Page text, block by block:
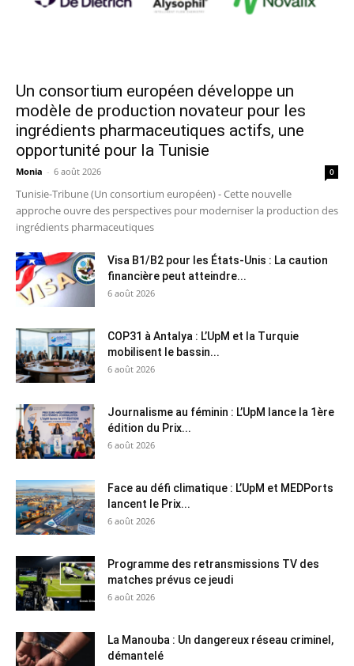
Un consortium européen développe un
modèle de production novateur pour les
ingrédients pharmaceutiques actifs, une
opportunité pour la Tunisie
Monia - 6 août 2026 0
Tunisie-Tribune (Un consortium européen) - Cette nouvelle
approche ouvre des perspectives pour moderniser la production des
ingrédients pharmaceutiques
Visa B1/B2 pour les États-Unis : La caution
financière peut atteindre...
6 août 2026
COP31 à Antalya : L’UpM et la Turquie
mobilisent le bassin...
6 août 2026
Journalisme au féminin : L’UpM lance la 1ère
édition du Prix...
6 août 2026
Face au défi climatique : L’UpM et MEDPorts
lancent le Prix...
6 août 2026
Programme des retransmissions TV des
matches prévus ce jeudi
6 août 2026
La Manouba : Un dangereux réseau criminel,
démantelé